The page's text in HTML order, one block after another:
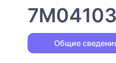
Общие